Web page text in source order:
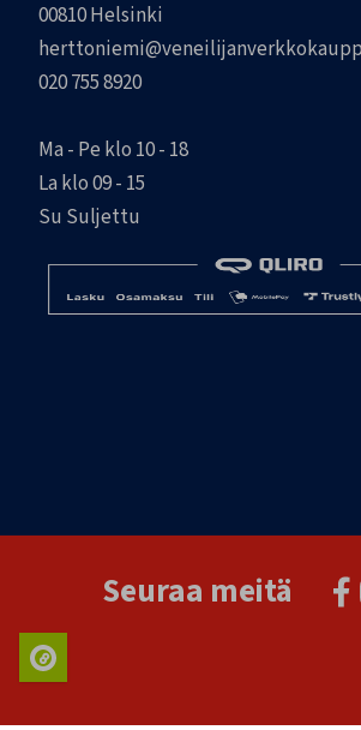
00810 Helsinki
020 755 8920
Ma - Pe klo 10 - 18
La klo 09 - 15
Su Suljettu
Seuraa meitä